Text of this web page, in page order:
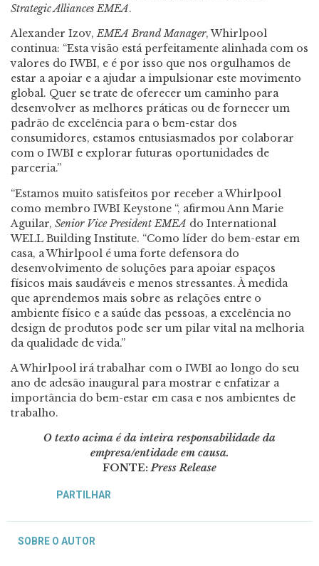
Strategic Alliances EMEA.
Alexander Izov, EMEA Brand Manager, Whirlpool
continua: “Esta visão está perfeitamente alinhada com os
valores do IWBI, e é por isso que nos orgulhamos de
estar a apoiar e a ajudar a impulsionar este movimento
global. Quer se trate de oferecer um caminho para
desenvolver as melhores práticas ou de fornecer um
padrão de excelência para o bem-estar dos
consumidores, estamos entusiasmados por colaborar
com o IWBI e explorar futuras oportunidades de
parceria.”
“Estamos muito satisfeitos por receber a Whirlpool
como membro IWBI Keystone “, afirmou Ann Marie
Aguilar, Senior Vice President EMEA do International
WELL Building Institute. “Como líder do bem-estar em
casa, a Whirlpool é uma forte defensora do
desenvolvimento de soluções para apoiar espaços
físicos mais saudáveis e menos stressantes. À medida
que aprendemos mais sobre as relações entre o
ambiente físico e a saúde das pessoas, a excelência no
design de produtos pode ser um pilar vital na melhoria
da qualidade de vida.”
A Whirlpool irá trabalhar com o IWBI ao longo do seu
ano de adesão inaugural para mostrar e enfatizar a
importância do bem-estar em casa e nos ambientes de
trabalho.
O texto acima é da inteira responsabilidade da
empresa/entidade em causa.
FONTE:Press Release
PARTILHAR
SOBRE O AUTOR